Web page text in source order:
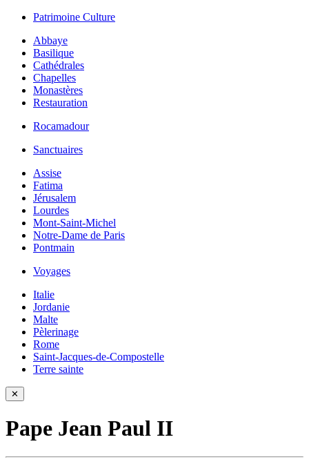
Patrimoine Culture
Abbaye
Basilique
Cathédrales
Chapelles
Monastères
Restauration
Rocamadour
Sanctuaires
Assise
Fatima
Jérusalem
Lourdes
Mont-Saint-Michel
Notre-Dame de Paris
Pontmain
Voyages
Italie
Jordanie
Malte
Pèlerinage
Rome
Saint-Jacques-de-Compostelle
Terre sainte
✕
Pape Jean Paul II